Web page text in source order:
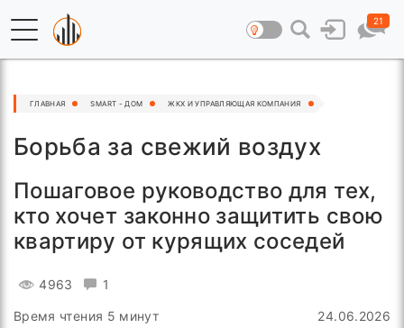
21
ГЛАВНАЯ SMART - ДОМ ЖКХ И УПРАВЛЯЮЩАЯ КОМПАНИЯ
Борьба за свежий воздух
Пошаговое руководство для тех,
кто хочет законно защитить свою
квартиру от курящих соседей
4963 1
Время чтения 5 минут 24.06.2026